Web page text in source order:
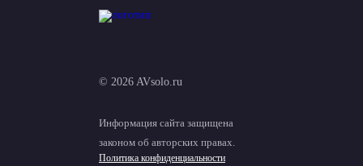
© 2026 AVsolo.ru
Информация сайта защищена
законом об авторских правах.
Политика конфиденциальности